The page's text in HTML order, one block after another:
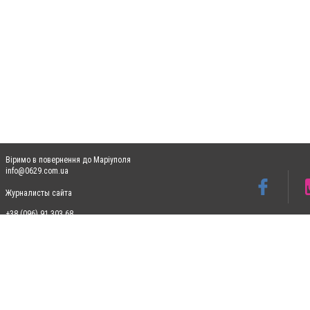
Віримо в повернення до Маріуполя
info@0629.com.ua
Журналисты сайта
+38 (096) 91 303 68